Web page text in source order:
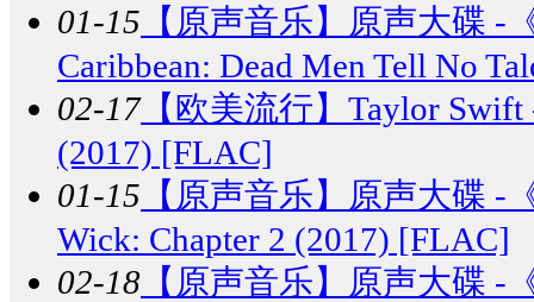
01-15 【原声音乐】 原声大碟 -
Caribbean: Dead Men Tell No
02-17【欧美流行】 Taylor Swift
(2017) [FLAC]
01-15 【原声音乐】 原声大碟 -
Wick: Chapter 2 (2017) [FLAC]
02-18 【原声音乐】 原声大碟 -